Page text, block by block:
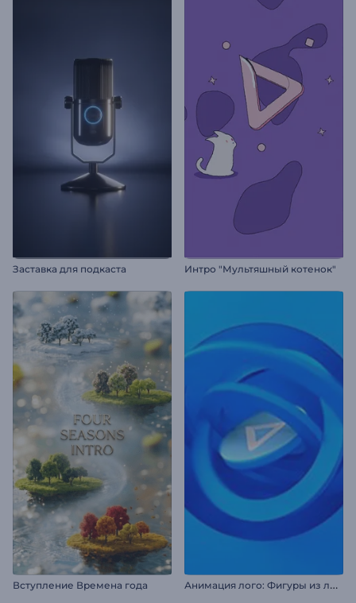
Заставка для подкаста Интро "Мультяшный котенок"
Вступление Времена года А
нимация лого: Фигуры из линий